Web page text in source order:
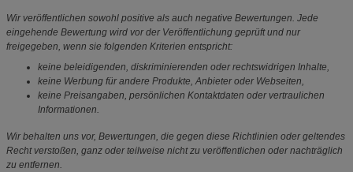
Wir veröffentlichen sowohl positive als auch negative Bewertungen. Jede
eingehende Bewertung wird vor der Veröffentlichung geprüft und nur
freigegeben, wenn sie folgenden Kriterien entspricht:
keine beleidigenden, diskriminierenden oder rechtswidrigen Inhalte,
keine Werbung für andere Produkte, Anbieter oder Webseiten,
keine Preisangaben, persönlichen Kontaktdaten oder vertraulichen
Informationen.
Wir behalten uns vor, Bewertungen, die gegen diese Richtlinien oder geltendes
Recht verstoßen, ganz oder teilweise nicht zu veröffentlichen oder nachträglich
zu entfernen.